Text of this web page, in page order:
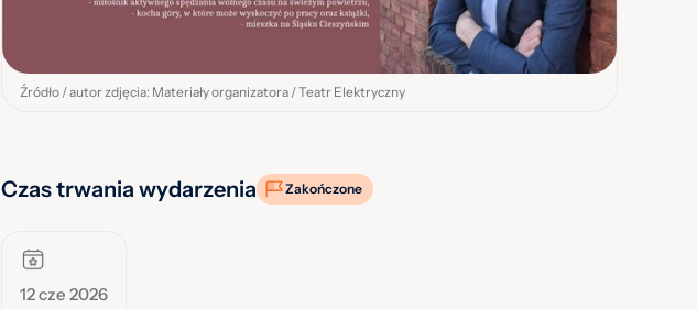
Źródło / autor zdjęcia: Materiały organizatora / Teatr Elektryczny
Czas trwania wydarzenia Zakończone
12 cze 2026